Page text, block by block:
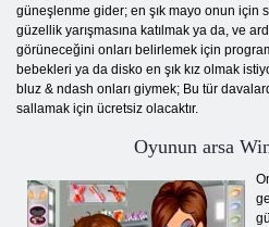
güneşlenme gider; en şık mayo onun için
güzellik yarışmasına katılmak ya da, ve
görüneceğini onları belirlemek için
bebekleri ya da disko en şık kız olmak
bluz & ndash onları giymek; Bu tür
sallamak için ücretsiz olacaktır.
Oyunun arsa